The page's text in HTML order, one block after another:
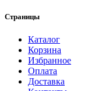
Страницы
Каталог
Корзина
Избранное
Оплата
Доставка